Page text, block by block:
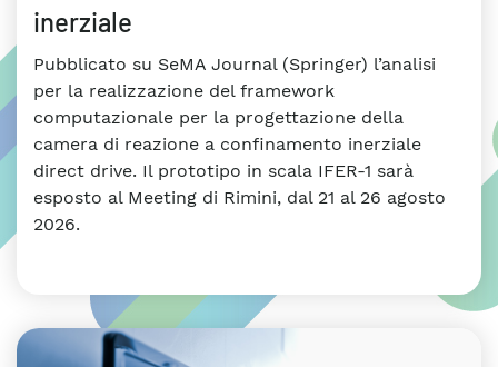
inerziale
Pubblicato su SeMA Journal (Springer) l’analisi
per la realizzazione del framework
computazionale per la progettazione della
camera di reazione a confinamento inerziale
direct drive. Il prototipo in scala IFER-1 sarà
esposto al Meeting di Rimini, dal 21 al 26 agosto
2026.